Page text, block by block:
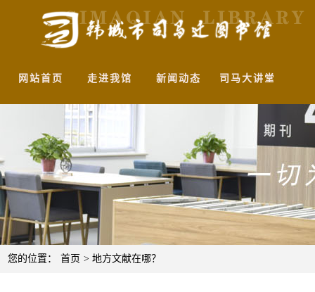
网站首页 走进我馆 新闻动态 司马大讲堂
您的位置： 首页 > 地方文献在哪？